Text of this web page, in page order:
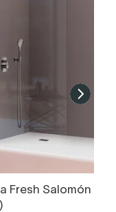
Fresh Salomón